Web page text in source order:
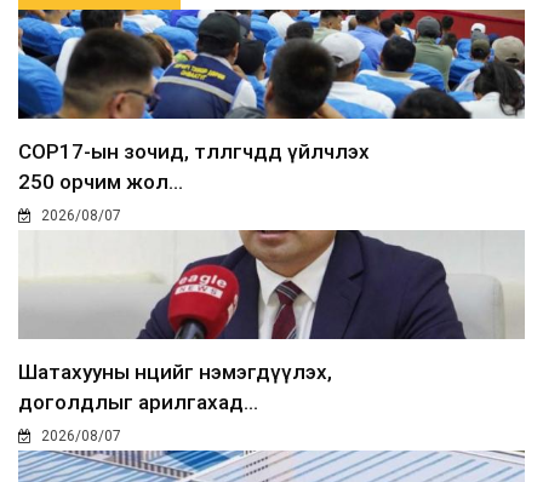
COP17-ын зочид, төлөөлөгчдөд үйлчлэх
250 орчим жол...
2026/08/07
Шатахууны нөөцийг нэмэгдүүлэх,
доголдлыг арилгахад...
2026/08/07